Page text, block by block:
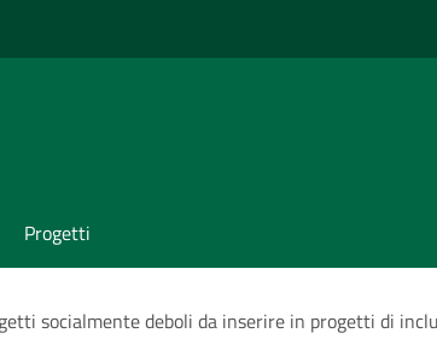
Progetti
socialmente deboli da inserire in progetti di